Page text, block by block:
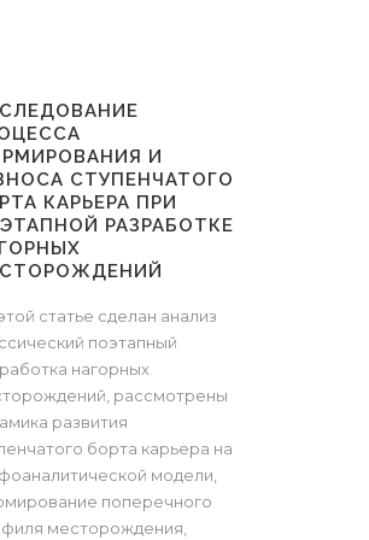
И
СТУПЕНЧАТОГО
КАРЬЕРА ПРИ
РАЗРАБОТКЕ
статье сделан анализ
поэтапный
нагорных
рассмотрены
развития
борта карьера на
модели,
поперечного
месторождения,